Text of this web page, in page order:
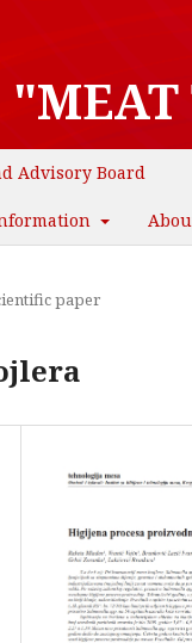
"MEAT
Advisory Board
paper